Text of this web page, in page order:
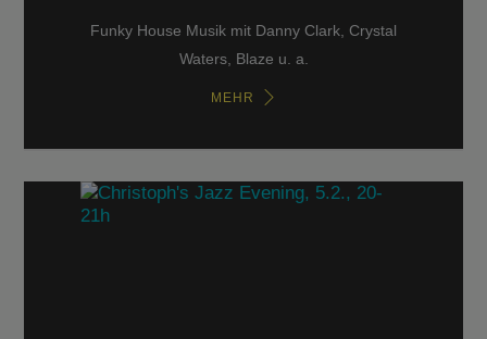
Funky House Musik mit Danny Clark, Crystal
Waters, Blaze u. a.
MEHR